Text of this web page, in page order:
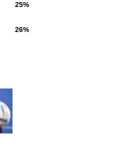
25%
26%